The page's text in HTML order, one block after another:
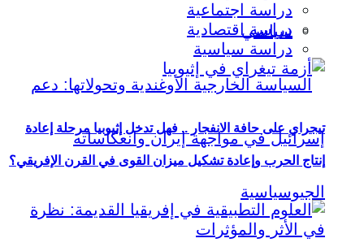
سياسي
دراسة اجتماعية
دراسة اقتصادية
دراسة سياسية
تيجراي على حافة الانفجار .. فهل تدخل إثيوبيا مرحلة إعادة
إنتاج الحرب وإعادة تشكيل ميزان القوى في القرن الإفريقي؟